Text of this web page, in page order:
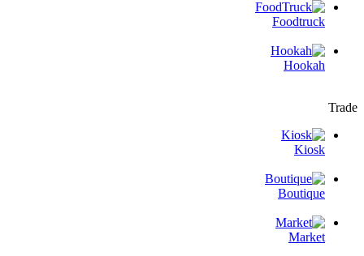
Foodtruck
Hookah
Trade
Kiosk
Boutique
Market